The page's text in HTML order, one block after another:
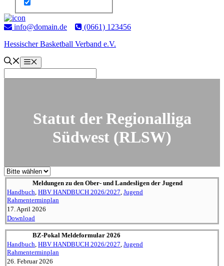
Inhalt
info@domain.de
(0661) 123456
Hessischer Basketball Verband e.V.
Menü
Statut der Regio­nalliga
Südwest (RLSW)
Meldungen zu den Ober- und Landes­ligen der Jugend
Handbuch, HBV HANDBUCH 2026/2027, Jugend
Rahmenterminplan
17. April 2026
Download
BZ-Pokal Melde­for­mular 2026
Handbuch, HBV HANDBUCH 2026/2027, Jugend
Rahmenterminplan
26. Februar 2026